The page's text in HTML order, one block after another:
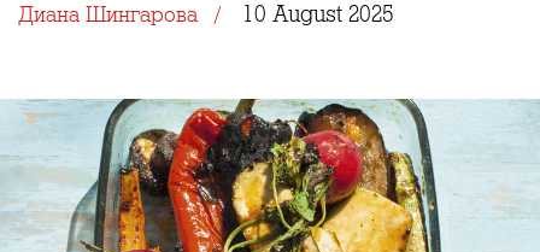
Диана Шингарова 10 August 2025